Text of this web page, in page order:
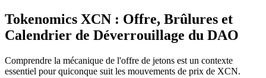
Tokenomics XCN : Offre, Brûlures et
Calendrier de Déverrouillage du DAO
Comprendre la mécanique de l'offre de jetons est un contexte
essentiel pour quiconque suit les mouvements de prix de XCN.